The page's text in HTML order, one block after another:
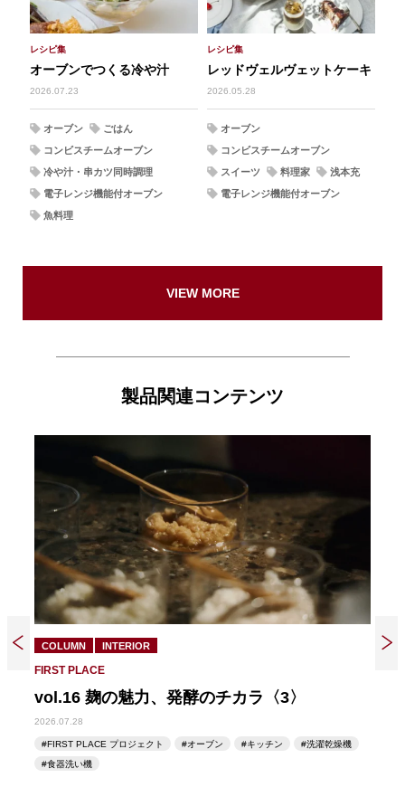
レシピ集
オーブンでつくる冷や汁
2026.07.23
オーブン
ごはん
コンビスチームオーブン
冷や汁・串カツ同時調理
電子レンジ機能付オーブン
魚料理
レシピ集
レッドヴェルヴェットケーキ
2026.05.28
オーブン
コンビスチームオーブン
スイーツ
料理家
浅本充
電子レンジ機能付オーブン
VIEW MORE
製品関連コンテンツ
COLUMN INTERIOR
FIRST PLACE
vol.16 麹の魅力、発酵のチカラ〈3〉
2026.07.28
FIRST PLACE プロジェクト オーブン キッチン
洗濯乾燥機
食器洗い機